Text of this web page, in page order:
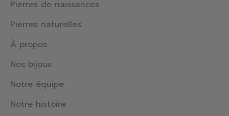
Pierres de naissances
Pierres naturelles
À propos
Nos bijoux
Notre équipe
Notre histoire